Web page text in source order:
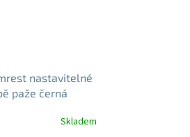
nastavitelné
paže černá
Skladem